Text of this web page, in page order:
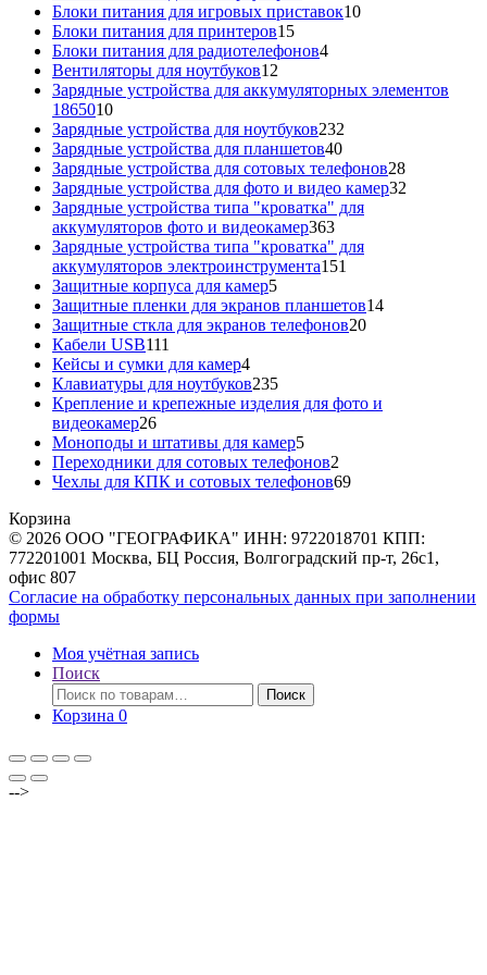
товаров
Блоки питания для игровых приставок1010
Блоки питания для принтеров1515
товаров
Блоки питания для радиотелефонов44
Вентиляторы для ноутбуков12
товаров
Зарядные устройства для аккумуляторных элементов
186501010
товаров
Зарядные устройства для ноутбуков232
Зарядные устройства для планшетов4040
товаров
Зарядные устройства для сотовых телефонов2828
товаров
Зарядные устройства для фото и видео камер32
Зарядные устройства типа "кроватка" для
аккумуляторов фото и видеокамер363363
товара
Зарядные устройства типа "кроватка" для
аккумуляторов электроинструмента151
Защитные корпуса для камер55
товаров
Защитные пленки для экранов планшетов1414
Защитные сткла для экранов телефонов2020
Кабели USB111
товаров
Кейсы и сумки для камер44
товара
Клавиатуры для ноутбуков235235
товаров
Крепление и крепежные изделия для фото и
видеокамер2626
товаров
Моноподы и штативы для камер55
товаров
Переходники для сотовых телефонов2
товара
Чехлы для КПК и сотовых телефонов6969
Корзина
© 2026 ООО "ГЕОГРАФИКА" ИНН: 9722018701 КПП:
772201001 Москва, БЦ Россия, Волгоградский пр-т, 26с1,
офис 807
Согласие на обработку персональных данных при заполнении
формы
Моя учётная запись
Поиск
Искать:
Поиск
Корзина 0
-->